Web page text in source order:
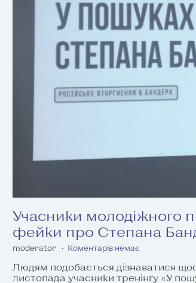
Учасники молодіжного
фейки про Степана
moderator Коментарів немає
Людям подобається дізнаватися
листопада учасники тренінгу «У